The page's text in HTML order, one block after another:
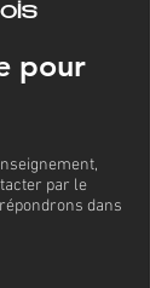
pour
par le
dans